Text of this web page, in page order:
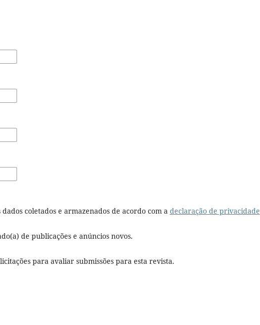
coletados e armazenados de acordo com a declaração de privacidade
de publicações e anúncios novos.
para avaliar submissões para esta revista.